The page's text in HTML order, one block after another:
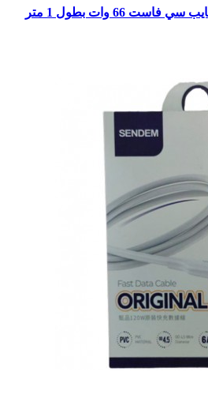
كابل سينديم تايب سي إلى تايب سي فاست 66 وات بطول 1 متر